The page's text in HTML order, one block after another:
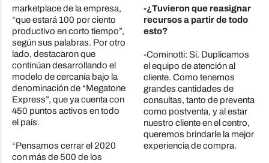
marketplace de la empresa,
“que estará 100 por ciento
productivo en corto tiempo”,
según sus palabras. Por otro
lado, destacaron que
continúan desarrollando el
modelo de cercanía bajo la
denominación de “Megatone
Express”, que ya cuenta con
450 puntos activos en todo
el país.
“Pensamos cerrar el 2020
con más de 500 de los
-¿Tuvieron que reasignar
recursos a partir de todo
esto?
-Cominotti: Sí. Duplicamos
el equipo de atención al
cliente. Como tenemos
grandes cantidades de
consultas, tanto de preventa
como postventa, y al estar
nuestro cliente en el centro,
queremos brindarle la mejor
experiencia de compra.